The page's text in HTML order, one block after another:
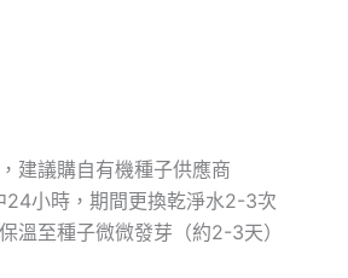
建議購自有機種子供應商
24小時，期間更換乾淨水2-3次
溫至種子微微發芽（約2-3天）